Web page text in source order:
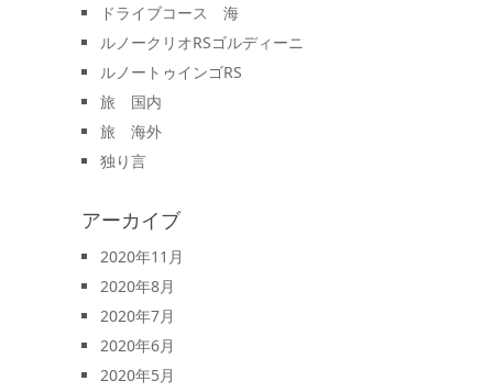
ドライブコース 海
ルノークリオRSゴルディーニ
ルノートゥインゴRS
旅 国内
旅 海外
独り言
アーカイブ
2020年11月
2020年8月
2020年7月
2020年6月
2020年5月